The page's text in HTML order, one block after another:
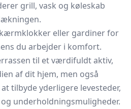
grill, vask og køleskab
eller gardiner for
du arbejder i komfort.
til et værdifuldt aktiv,
af dit hjem, men også
tilbyde yderligere levesteder,
underholdningsmuligheder.